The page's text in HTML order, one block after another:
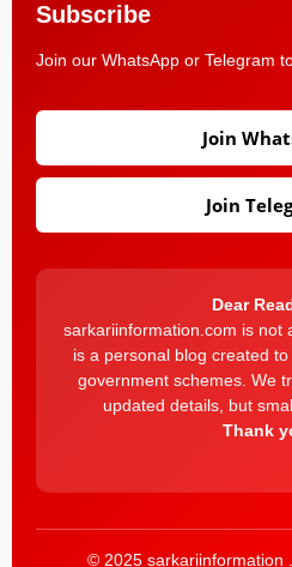
Subscribe
Join our WhatsApp or Telegram
Join
Join
Dear
sarkariinformation.com is not
is a personal blog created
government schemes. We
updated details, but
Thank
© 2025 sarkariinformation